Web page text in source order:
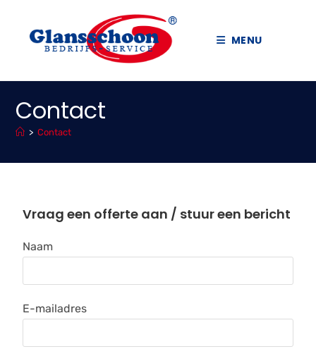
MENU
Contact
> Contact
Vraag een offerte aan / stuur een bericht
Naam
E-mailadres